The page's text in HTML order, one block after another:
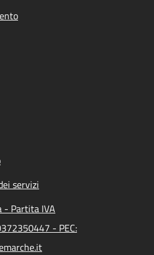
servizi
- Partita IVA
- PEC: